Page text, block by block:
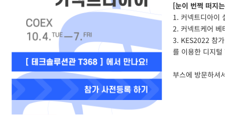
[눈이 번쩍 떠지
1. 커넥트디아이
2. 커넥트케어 베
3. KES2022 참
를 이용한 디지
부스에 방문하셔